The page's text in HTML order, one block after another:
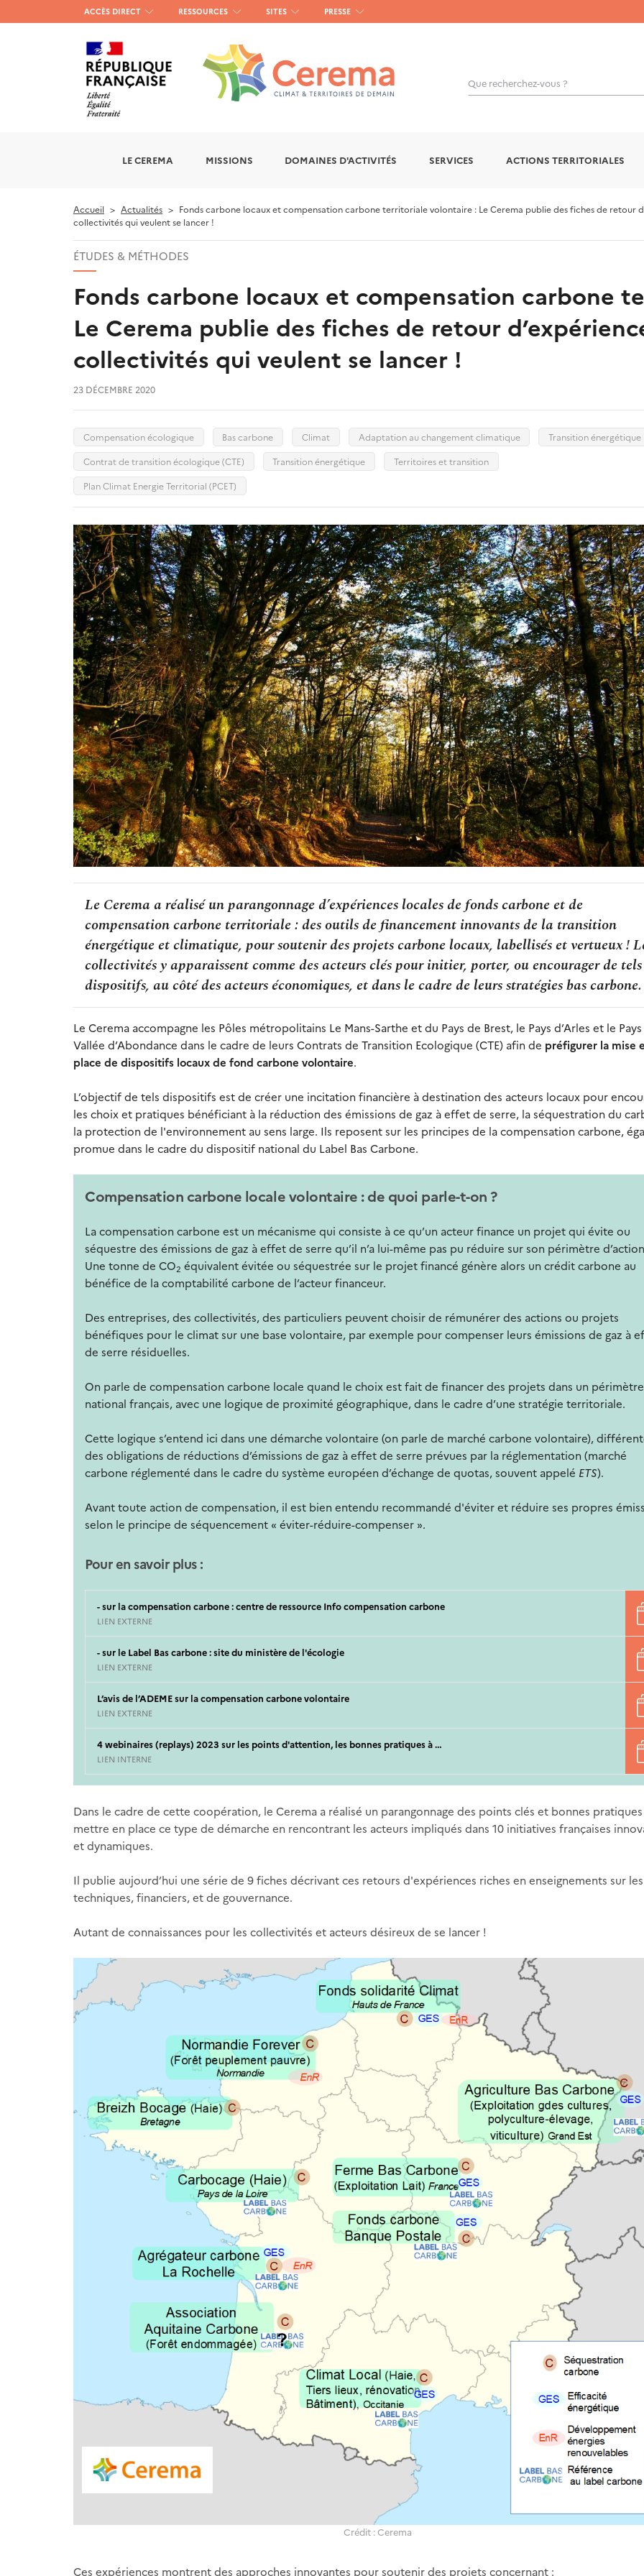
Menu
haut
gauche
ACCÈS DIRECT RESSOURCES SITES PRESSE
Que recherchez-vous ?
LE CEREMA MISSIONS DOMAINES D'ACTIVITÉS SERVICES ACTIONS TERRITORIALES
Accueil Actualités
Fonds carbone locaux et compensation carbone territoriale volontaire : Le Cerema publie des fiches de retour
collectivités qui veulent se lancer !
ÉTUDES & MÉTHODES
Fonds carbone locaux et compensation carbone
Le Cerema publie des fiches de retour
collectivités qui veulent se lancer !
23 DÉCEMBRE 2020
Compensation écologique Bas carbone Climat Adaptation au changement climatique
Transition énergétique
Contrat de transition écologique (CTE)
Transition énergétique
Territoires et transition
Plan Climat Energie Territorial (PCET)
Le Cerema a réalisé un parangonnage d’expériences locales de fonds carbone et de
compensation carbone territoriale : des outils de financement innovants de la transition
énergétique et climatique, pour soutenir des projets carbone locaux, labellisés et vertueux !
collectivités y apparaissent comme des acteurs clés pour initier, porter, ou encourager de tels
dispositifs, au côté des acteurs économiques, et dans le cadre de leurs stratégies bas carbone.
Le Cerema accompagne les Pôles métropolitains Le Mans-Sarthe et du Pays de Brest, le Pays d’Arles et le Pays
Vallée d’Abondance dans le cadre de leurs Contrats de Transition Ecologique (CTE) afin de préfigurer la mise
place de dispositifs locaux de fond carbone volontaire.
L’objectif de tels dispositifs est de créer une incitation financière à destination des acteurs locaux pour
les choix et pratiques bénéficiant à la réduction des émissions de gaz à effet de serre, la séquestration du
la protection de l'environnement au sens large. Ils reposent sur les principes de la compensation carbone,
promue dans le cadre du dispositif national du Label Bas Carbone.
Compensation carbone locale volontaire : de quoi parle-t-on ?
La compensation carbone est un mécanisme qui consiste à ce qu’un acteur finance un projet qui évite ou
séquestre des émissions de gaz à effet de serre qu’il n’a lui-même pas pu réduire sur son périmètre
Une tonne de CO2 équivalent évitée ou séquestrée sur le projet financé génère alors un crédit carbone au
bénéfice de la comptabilité carbone de l’acteur financeur.
Des entreprises, des collectivités, des particuliers peuvent choisir de rémunérer des actions ou projets
bénéfiques pour le climat sur une base volontaire, par exemple pour compenser leurs émissions de gaz à
de serre résiduelles.
On parle de compensation carbone locale quand le choix est fait de financer des projets dans un périmètre
national français, avec une logique de proximité géographique, dans le cadre d’une stratégie territoriale.
Cette logique s’entend ici dans une démarche volontaire (on parle de marché carbone volontaire),
des obligations de réductions d’émissions de gaz à effet de serre prévues par la réglementation (marché
carbone réglementé dans le cadre du système européen d’échange de quotas, souvent appelé ETS).
Avant toute action de compensation, il est bien entendu recommandé d'éviter et réduire ses propres
selon le principe de séquencement « éviter-réduire-compenser ».
Pour en savoir plus :
- sur la compensation carbone : centre de ressource Info compensation carbone
LIEN EXTERNE
- sur le Label Bas carbone : site du ministère de l'écologie
LIEN EXTERNE
L’avis de l’ADEME sur la compensation carbone volontaire
LIEN EXTERNE
4 webinaires (replays) 2023 sur les points d'attention, les bonnes pratiques à …
LIEN INTERNE
Dans le cadre de cette coopération, le Cerema a réalisé un parangonnage des points clés et bonnes
mettre en place ce type de démarche en rencontrant les acteurs impliqués dans 10 initiatives françaises
et dynamiques.
Il publie aujourd’hui une série de 9 fiches décrivant ces retours d'expériences riches en enseignements sur
techniques, financiers, et de gouvernance.
Autant de connaissances pour les collectivités et acteurs désireux de se lancer !
Crédit : Cerema
Ces expériences montrent des approches innovantes pour soutenir des projets concernant :